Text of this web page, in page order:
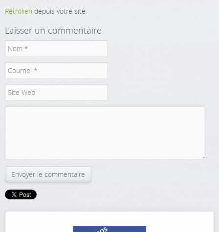
Rétrolien depuis votre site.
Laisser un commentaire